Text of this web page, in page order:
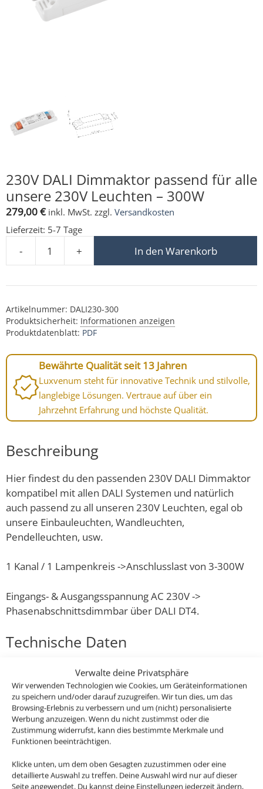
Verwalte deine Privatsphäre
Wir verwenden Technologien wie Cookies, um Geräteinformationen
zu speichern und/oder darauf zuzugreifen. Wir tun dies, um das
Browsing-Erlebnis zu verbessern und um (nicht) personalisierte
Werbung anzuzeigen. Wenn du nicht zustimmst oder die
Zustimmung widerrufst, kann dies bestimmte Merkmale und
Funktionen beeinträchtigen.
Klicke unten, um dem oben Gesagten zuzustimmen oder eine
detaillierte Auswahl zu treffen. Deine Auswahl wird nur auf dieser
Seite angewendet. Du kannst deine Einstellungen jederzeit ändern,
230V DALI Dimmaktor passend für alle
unsere 230V Leuchten – 300W
279,00€ inkl. MwSt. zzgl. Versandkosten
Lieferzeit: 5-7 Tage
-
230V DALI Dimmaktor passend für alle unsere 230V
+ In den Warenkorb
Artikelnummer: DALI230-300
Produktsicherheit: Informationen anzeigen
Produktdatenblatt: PDF
Bewährte Qualität seit 13 Jahren
Luxvenum steht für innovative Technik und stilvolle,
langlebige Lösungen. Vertraue auf über ein
Jahrzehnt Erfahrung und höchste Qualität.
Beschreibung
Hier findest du den passenden 230V DALI Dimmaktor
kompatibel mit allen DALI Systemen und natürlich
auch passend zu all unseren 230V Leuchten, egal ob
unsere Einbauleuchten, Wandleuchten,
Pendelleuchten, usw.
1 Kanal / 1 Lampenkreis ->Anschlusslast von 3-300W
Eingangs- & Ausgangsspannung AC 230V ->
Phasenabschnittsdimmbar über DALI DT4.
Technische Daten
Gesamtleistung
0–300W
Marke / Hersteller
Lunatone Industrielle Elektronik GmbH
office@lunatone.com www.lunatone.com/